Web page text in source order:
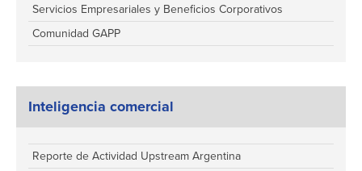
Servicios Empresariales y Beneficios Corporativos
Comunidad GAPP
Inteligencia comercial
Reporte de Actividad Upstream Argentina